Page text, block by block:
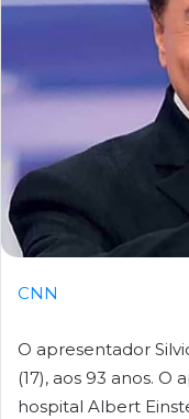
CNN
O apresentador
(17), aos 93 anos.
hospital Albert